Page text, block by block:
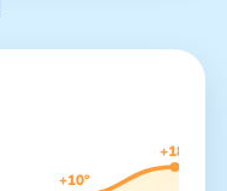
+10°
+18°